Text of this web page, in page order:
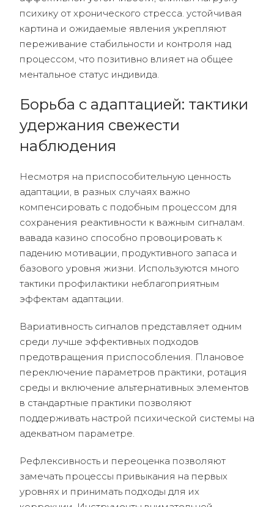
психику от хронического стресса. устойчивая
картина и ожидаемые явления укрепляют
переживание стабильности и контроля над
процессом, что позитивно влияет на общее
ментальное статус индивида.
Борьба с адаптацией: тактики
удержания свежести
наблюдения
Несмотря на приспособительную ценность
адаптации, в разных случаях важно
компенсировать с подобным процессом для
сохранения реактивности к важным сигналам.
вавада казино способно провоцировать к
падению мотивации, продуктивного запаса и
базового уровня жизни. Используются много
тактики профилактики неблагоприятным
эффектам адаптации.
Вариативность сигналов представляет одним
среди лучше эффективных подходов
предотвращения приспособления. Плановое
переключение параметров практики, ротация
среды и включение альтернативных элементов
в стандартные практики позволяют
поддерживать настрой психической системы на
адекватном параметре.
Рефлексивность и переоценка позволяют
замечать процессы привыкания на первых
уровнях и принимать подходы для их